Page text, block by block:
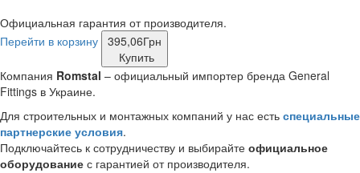
Официальная гарантия от производителя.
Перейти в корзину 395,06Грн
Купить
Компания Romstal – официальный импортер бренда General
Fittings в Украине.
Для строительных и монтажных компаний у нас есть специальные
партнерские условия.
Подключайтесь к сотрудничеству и выбирайте официальное
оборудование с гарантией от производителя.